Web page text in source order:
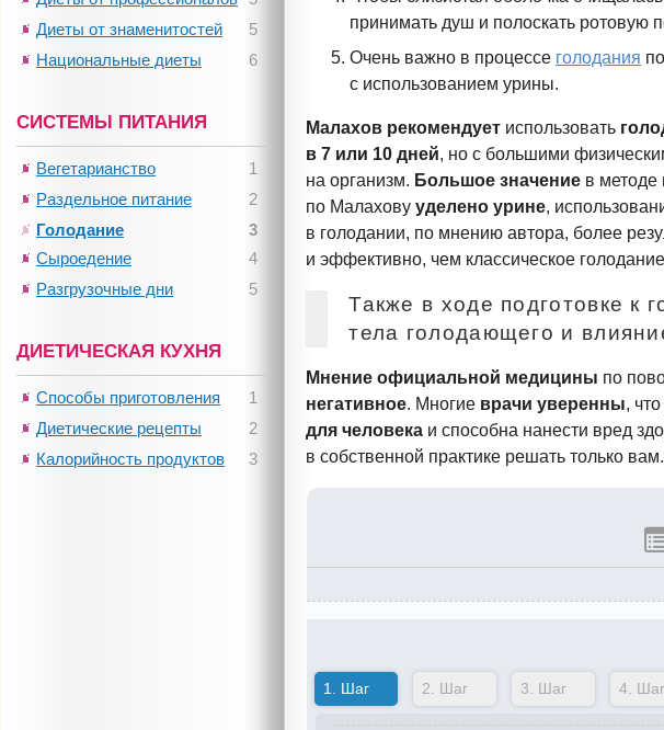
принимать душ и полоскать ротовую
Очень важно в процессе голодания
с использованием урины.
Малахов рекомендует использовать
в 7 или 10 дней, но с большими
на организм. Большое значение в методе
по Малаховууделено урине,
в голодании, по мнению автора, более
и эффективно, чем классическое
Также в ходе подготовке к
тела голодающего и
Мнение официальной медицины по
негативное. Многие врачи уверенны,
для человека и способна нанести вред
в собственной практике решать только вам.
1. Шаг 2. Шаг 3. Шаг 4. Шаг
5
Диеты от знаменитостей
6
Национальные диеты
СИСТЕМЫ ПИТАНИЯ
1
Вегетарианство
2
Раздельное питание
3
Голодание
4
Сыроедение
5
Разгрузочные дни
ДИЕТИЧЕСКАЯ КУХНЯ
1
Способы приготовления
2
Диетические рецепты
3
Калорийность продуктов